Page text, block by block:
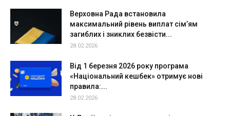
Верховна Рада встановила
максимальний рівень виплат сім’ям
загиблих і зниклих безвісти...
28.02.2026
Від 1 березня 2026 року програма
«Національний кешбек» отримує нові
правила:...
28.02.2026